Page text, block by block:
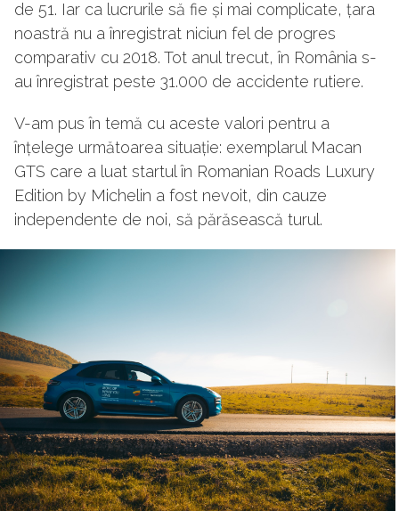
de 51. Iar ca lucrurile să fie și mai complicate, țara
noastră nu a înregistrat niciun fel de progres
comparativ cu 2018. Tot anul trecut, în România s-
au înregistrat peste 31.000 de accidente rutiere.
V-am pus în temă cu aceste valori pentru a
înțelege următoarea situație: exemplarul Macan
GTS care a luat startul în Romanian Roads Luxury
Edition by Michelin a fost nevoit, din cauze
independente de noi, să părăsească turul.